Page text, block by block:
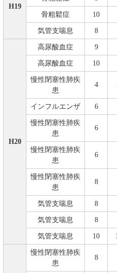
H19
骨粗鬆症 10
気管支喘息 8
H20
高尿酸血症 9
高尿酸血症 10
慢性閉塞性肺疾
患
4
インフルエンザ 6
慢性閉塞性肺疾
患
6
慢性閉塞性肺疾
患
6
慢性閉塞性肺疾
患
8
気管支喘息 8
気管支喘息 8
気管支喘息 10
慢性閉塞性肺疾
患
8